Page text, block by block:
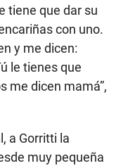
tiene que dar su
con uno.
y me dicen:
le tienes que
me dicen mamá”,
a Gorritti la
muy pequeña